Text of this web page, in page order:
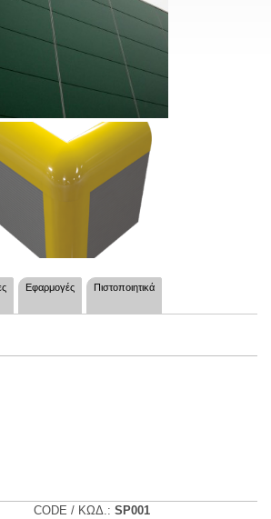
Εφαρμογές Πιστοποιητικά
CODE / ΚΩΔ.: SP001